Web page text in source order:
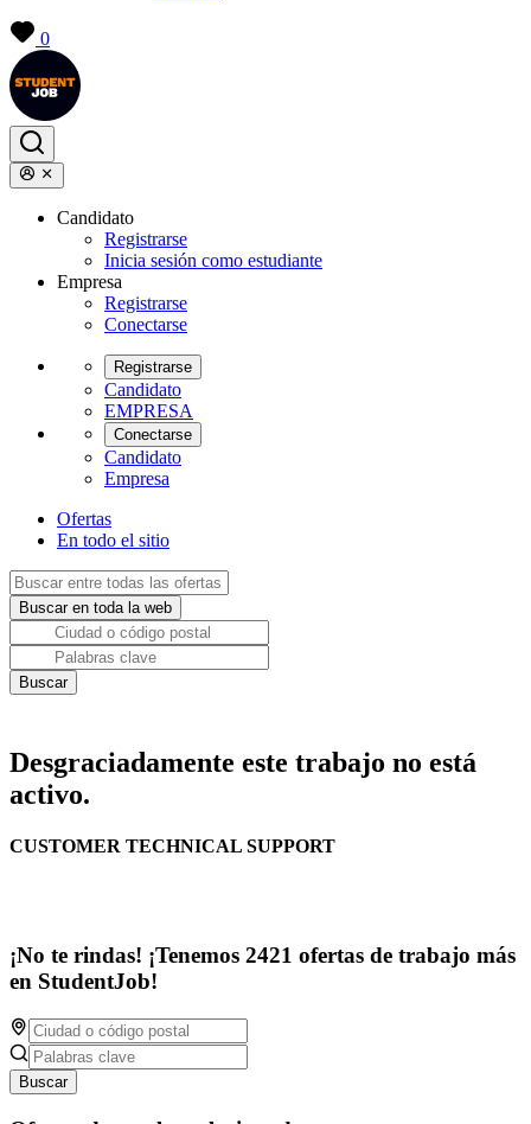
0
Candidato
Registrarse
Inicia sesión como estudiante
Empresa
Registrarse
Conectarse
Registrarse
Candidato
EMPRESA
Conectarse
Candidato
Empresa
Ofertas
En todo el sitio
Desgraciadamente este trabajo no está
activo.
CUSTOMER TECHNICAL SUPPORT
¡No te rindas! ¡Tenemos 2421 ofertas de trabajo más
en StudentJob!
Buscar